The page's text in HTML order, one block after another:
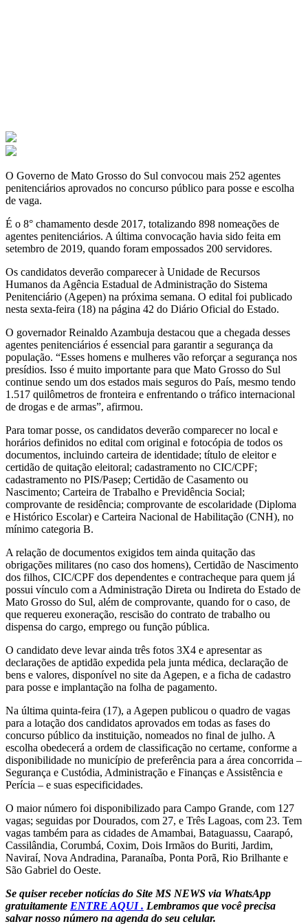
O Governo de Mato Grosso do Sul convocou mais 252 agentes
penitenciários aprovados no concurso público para posse e escolha
de vaga.
É o 8° chamamento desde 2017, totalizando 898 nomeações de
agentes penitenciários. A última convocação havia sido feita em
setembro de 2019, quando foram empossados 200 servidores.
Os candidatos deverão comparecer à Unidade de Recursos
Humanos da Agência Estadual de Administração do Sistema
Penitenciário (Agepen) na próxima semana. O edital foi publicado
nesta sexta-feira (18) na página 42 do Diário Oficial do Estado.
O governador Reinaldo Azambuja destacou que a chegada desses
agentes penitenciários é essencial para garantir a segurança da
população. “Esses homens e mulheres vão reforçar a segurança nos
presídios. Isso é muito importante para que Mato Grosso do Sul
continue sendo um dos estados mais seguros do País, mesmo tendo
1.517 quilômetros de fronteira e enfrentando o tráfico internacional
de drogas e de armas”, afirmou.
Para tomar posse, os candidatos deverão comparecer no local e
horários definidos no edital com original e fotocópia de todos os
documentos, incluindo carteira de identidade; título de eleitor e
certidão de quitação eleitoral; cadastramento no CIC/CPF;
cadastramento no PIS/Pasep; Certidão de Casamento ou
Nascimento; Carteira de Trabalho e Previdência Social;
comprovante de residência; comprovante de escolaridade (Diploma
e Histórico Escolar) e Carteira Nacional de Habilitação (CNH), no
mínimo categoria B.
A relação de documentos exigidos tem ainda quitação das
obrigações militares (no caso dos homens), Certidão de Nascimento
dos filhos, CIC/CPF dos dependentes e contracheque para quem já
possui vínculo com a Administração Direta ou Indireta do Estado de
Mato Grosso do Sul, além de comprovante, quando for o caso, de
que requereu exoneração, rescisão do contrato de trabalho ou
dispensa do cargo, emprego ou função pública.
O candidato deve levar ainda três fotos 3X4 e apresentar as
declarações de aptidão expedida pela junta médica, declaração de
bens e valores, disponível no site da Agepen, e a ficha de cadastro
para posse e implantação na folha de pagamento.
Na última quinta-feira (17), a Agepen publicou o quadro de vagas
para a lotação dos candidatos aprovados em todas as fases do
concurso público da instituição, nomeados no final de julho. A
escolha obedecerá a ordem de classificação no certame, conforme a
disponibilidade no município de preferência para a área concorrida –
Segurança e Custódia, Administração e Finanças e Assistência e
Perícia – e suas especificidades.
O maior número foi disponibilizado para Campo Grande, com 127
vagas; seguidas por Dourados, com 27, e Três Lagoas, com 23. Tem
vagas também para as cidades de Amambai, Bataguassu, Caarapó,
Cassilândia, Corumbá, Coxim, Dois Irmãos do Buriti, Jardim,
Naviraí, Nova Andradina, Paranaíba, Ponta Porã, Rio Brilhante e
São Gabriel do Oeste.
Se quiser receber notícias do Site MS NEWS via WhatsApp
gratuitamente ENTRE AQUI . Lembramos que você precisa
salvar nosso número na agenda do seu celular.